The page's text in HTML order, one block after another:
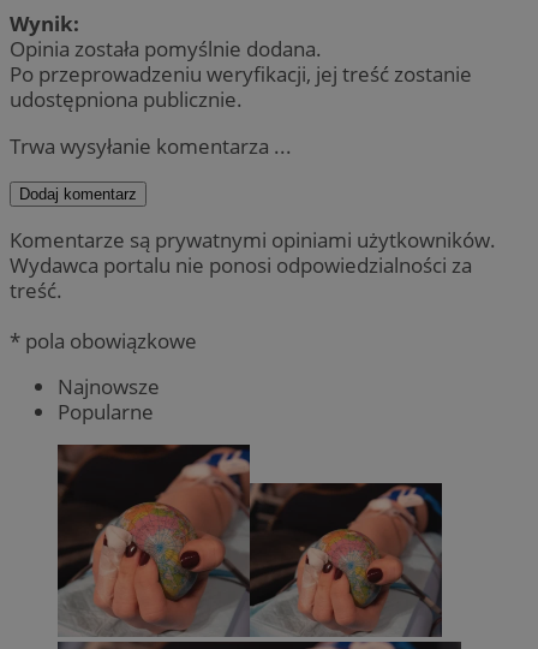
Wynik:
Opinia została pomyślnie dodana.
Po przeprowadzeniu weryfikacji, jej treść zostanie
udostępniona publicznie.
Trwa wysyłanie komentarza ...
Dodaj komentarz
Komentarze są prywatnymi opiniami użytkowników.
Wydawca portalu nie ponosi odpowiedzialności za
treść.
* pola obowiązkowe
Najnowsze
Popularne